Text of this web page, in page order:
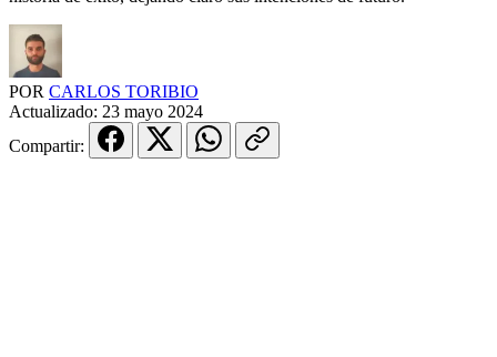
POR CARLOS TORIBIO
Actualizado: 23 mayo 2024
Compartir: